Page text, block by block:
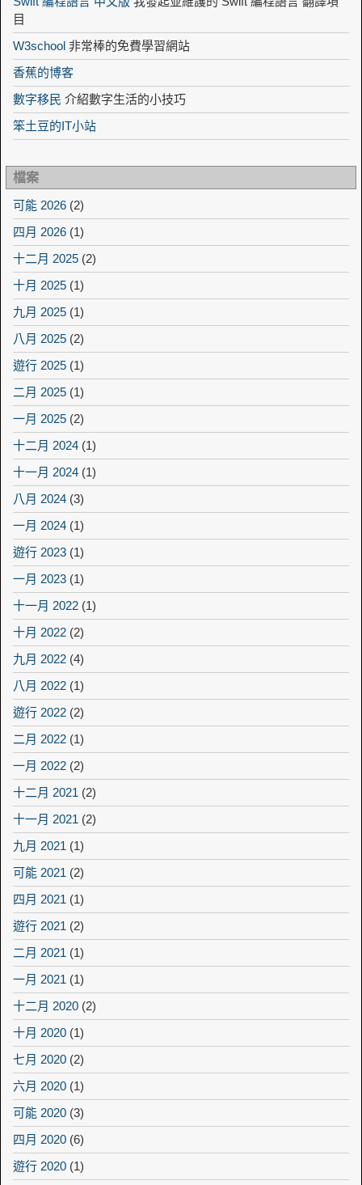
目
W3school 非常棒的免費學習網站
香蕉的博客
數字移民 介紹數字生活的小技巧
笨土豆的IT小站
檔案
可能 2026 (2)
四月 2026 (1)
十二月 2025 (2)
十月 2025 (1)
九月 2025 (1)
八月 2025 (2)
遊行 2025 (1)
二月 2025 (1)
一月 2025 (2)
十二月 2024 (1)
十一月 2024 (1)
八月 2024 (3)
一月 2024 (1)
遊行 2023 (1)
一月 2023 (1)
十一月 2022 (1)
十月 2022 (2)
九月 2022 (4)
八月 2022 (1)
遊行 2022 (2)
二月 2022 (1)
一月 2022 (2)
十二月 2021 (2)
十一月 2021 (2)
九月 2021 (1)
可能 2021 (2)
四月 2021 (1)
遊行 2021 (2)
二月 2021 (1)
一月 2021 (1)
十二月 2020 (2)
十月 2020 (1)
七月 2020 (2)
六月 2020 (1)
可能 2020 (3)
四月 2020 (6)
遊行 2020 (1)